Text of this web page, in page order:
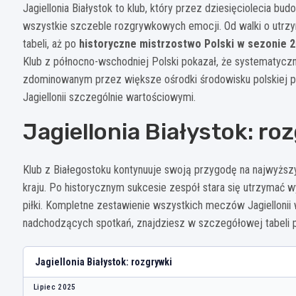
Jagiellonia Białystok to klub, który przez dziesięciolecia
wszystkie szczeble rozgrywkowych emocji. Od walki o
tabeli, aż po historyczne mistrzostwo Polski w sezonie
Klub z północno-wschodniej Polski pokazał, że
zdominowanym przez większe ośrodki środowisku polskiej
Jagiellonii szczególnie wartościowymi.
Jagiellonia Białystok:
Klub z Białegostoku kontynuuje swoją przygodę na
kraju. Po historycznym sukcesie zespół stara się
piłki. Kompletne zestawienie wszystkich meczów
nadchodzących spotkań, znajdziesz w szczegółowej tabeli
Jagiellonia Białystok: rozgrywki
Lipiec 2025